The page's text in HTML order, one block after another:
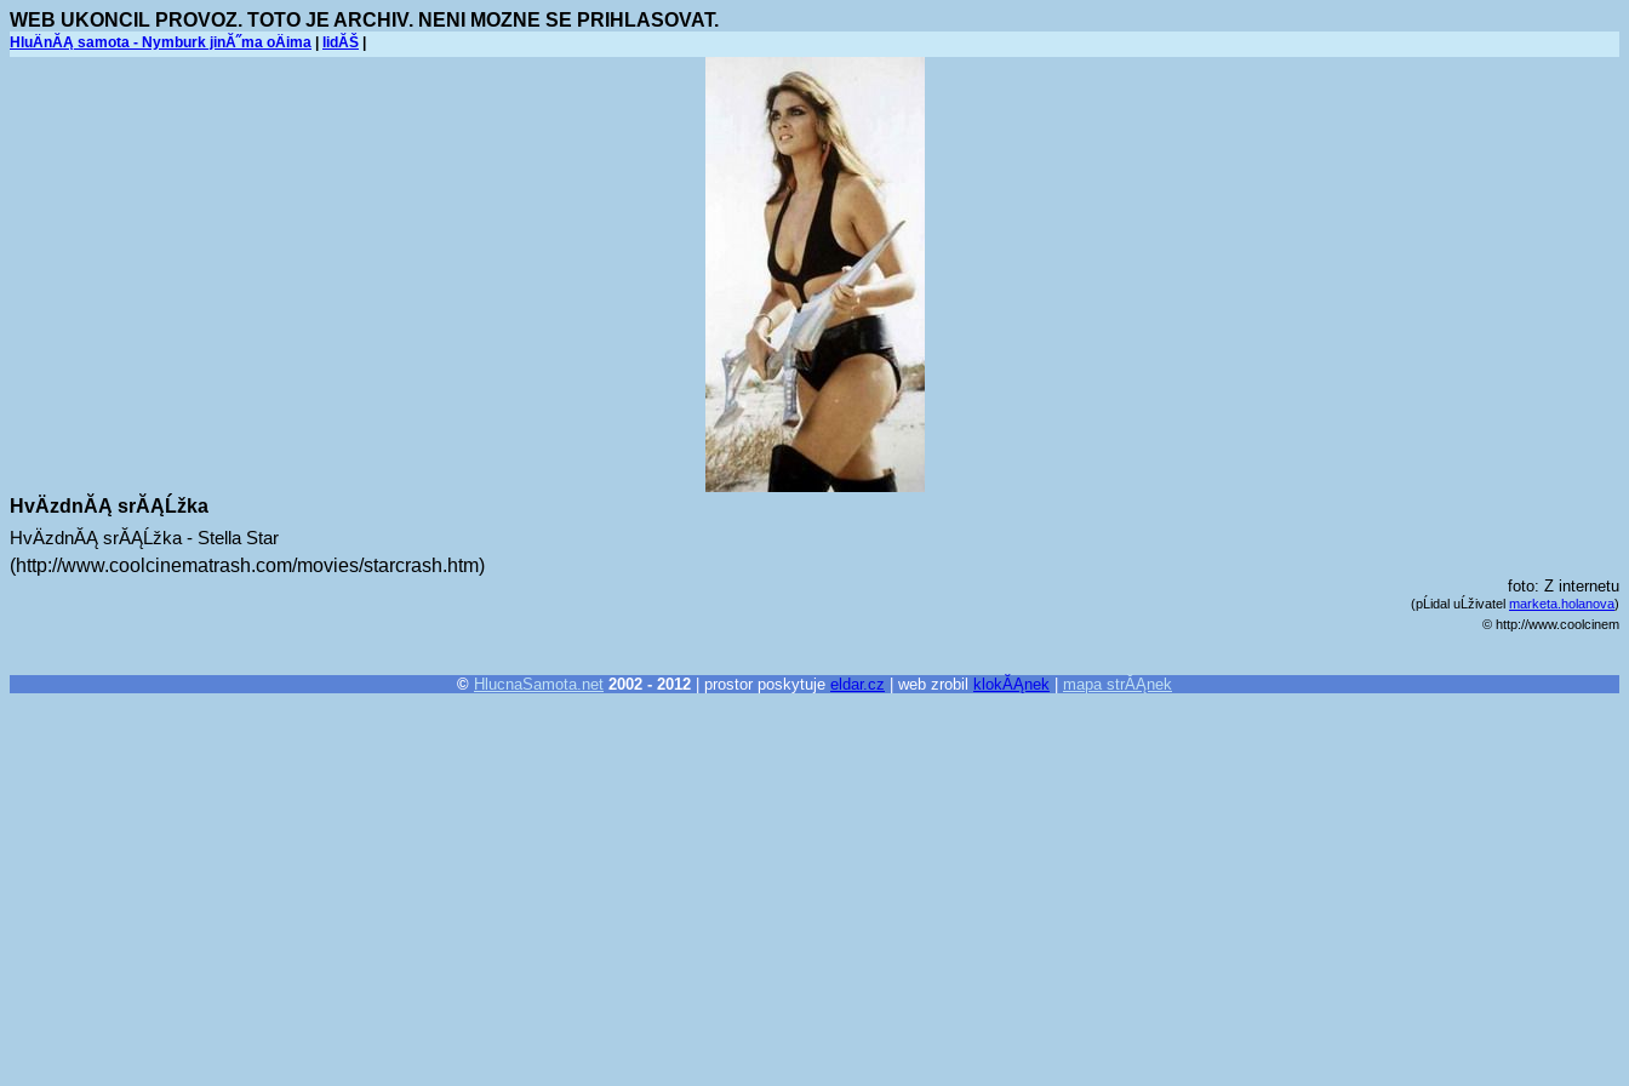
WEB UKONCIL PROVOZ. TOTO JE ARCHIV. NENI MOZNE SE PRIHLASOVAT.
HluÄnĂĄ samota - Nymburk jinĂ˝ma oÄima lidĂŠ
HvÄzdnĂĄ srĂĄĹžka
HvÄzdnĂĄ srĂĄĹžka - Stella Star
(http://www.coolcinematrash.com/movies/starcrash.htm)
foto: Z internetu
(pĹidal uĹživatel marketa.holanova)
© http://www.coolcinem
© HlucnaSamota.net 2002 - 2012 | prostor poskytuje eldar.cz | web zrobil klokĂĄnek mapa strĂĄnek